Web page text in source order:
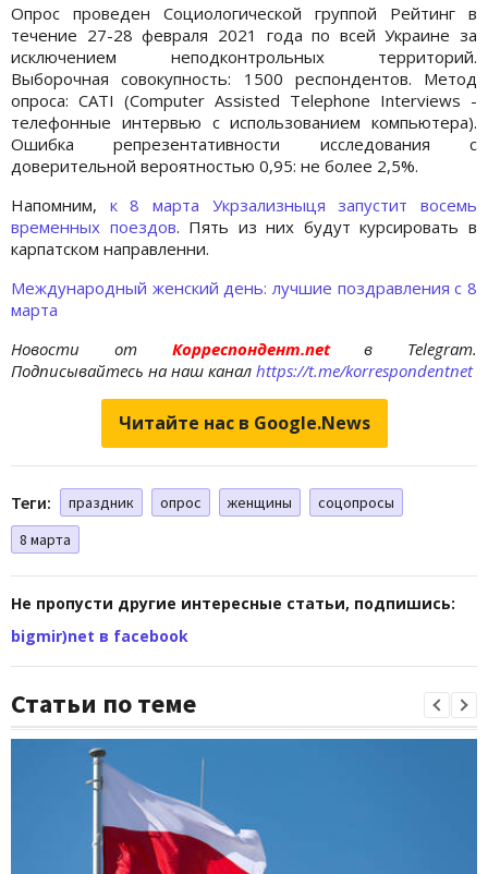
Опрос проведен Социологической группой Рейтинг в
течение 27-28 февраля 2021 года по всей Украине за
исключением неподконтрольных территорий.
Выборочная совокупность: 1500 респондентов. Метод
опроса: CATI (Computer Assisted Telephone Interviews -
телефонные интервью с использованием компьютера).
Ошибка репрезентативности исследования с
доверительной вероятностью 0,95: не более 2,5%.
Напомним, к 8 марта Укрзализныця запустит восемь
временных поездов. Пять из них будут курсировать в
карпатском направленни.
Международный женский день: лучшие поздравления с 8
марта
Новости отКорреспондент.netв Telegram.
Подписывайтесь на наш канал https://t.me/korrespondentnet
Читайте нас в Google.News
Теги: праздник опрос женщины
соцопросы
8 марта
Не пропусти другие интересные статьи, подпишись:
bigmir)net в facebook
Статьи по теме